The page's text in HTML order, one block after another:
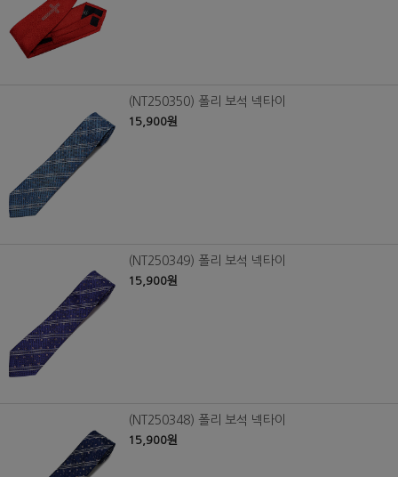
(NT250350) 폴리 보석 넥타이
15,900원
(NT250349) 폴리 보석 넥타이
15,900원
(NT250348) 폴리 보석 넥타이
15,900원